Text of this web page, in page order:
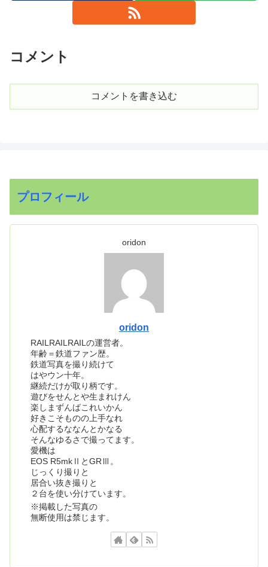
コメント
コメントを書き込む
プロフィール
oridon
oridon
RAILRAILRAILの運営者。
年齢＝鉄道ファン歴。
鉄道写真を撮り続けて
はやウン十年。
継続だけが取り柄です。
遊びをせんとや生まれけん
楽しまずんばこれいかん
好きこそものの上手なれ
心配するななんとかなる
そんなゆるさで撮ってます。
愛機は
EOS R5mkⅡとGRⅢ。
じっくり撮りと
居合い抜き撮りと
２台を使い分けています。
※掲載した写真の
無断使用は禁じます。